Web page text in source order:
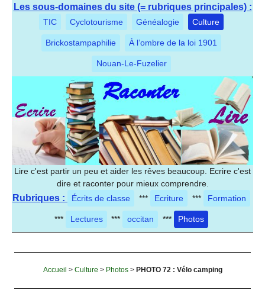
Les sous-domaines du site (= rubriques principales) :
TIC Cyclotourisme Généalogie Culture
Brickostampaphilie À l’ombre de la loi 1901
Nouan-Le-Fuzelier
Lire c'est partir un peu et aider les rêves beaucoup. Ecrire c'est
dire et raconter pour mieux comprendre.
Rubriques : Écrits de classe *** Ecriture *** Formation
*** Lectures *** occitan *** Photos
Accueil > Culture > Photos> PHOTO 72 : Vélo camping